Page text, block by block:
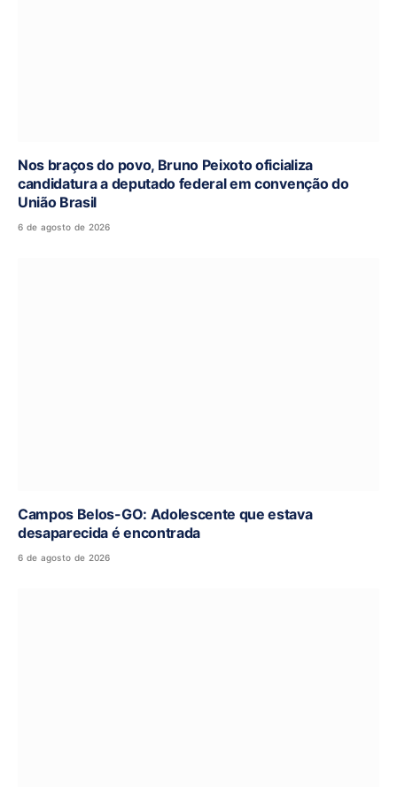
Nos braços do povo, Bruno Peixoto oficializa
candidatura a deputado federal em convenção do
União Brasil
6 de agosto de 2026
Campos Belos-GO: Adolescente que estava
desaparecida é encontrada
6 de agosto de 2026